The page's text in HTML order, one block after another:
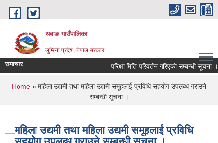
Skip to main content
थबाङ गाउँपालिका
लुम्बिनी प्रदेश, नेपाल सरकार
समाचार परिक्षा मिति परिवर्तन गरिएको सम्बन्धी सूचना ।
You are here
Home » महिला उद्यमी तथा महिला उद्यमी समूहलाई प्रविधि सहयोग उपलब्ध गराउने
सम्बन्धी सूचना ।
महिला उद्यमी तथा महिला उद्यमी समूहलाई प्रविधि